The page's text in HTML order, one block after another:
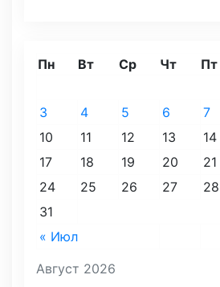
Август 2026
Пн Вт Ср Чт Пт
« Июл
3
4 5 6 7
10
11 12 13 14
17
18 19 20 21
24
25 26 27 28
31